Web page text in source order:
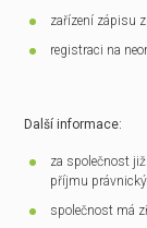
zařízení zápisu
registraci na
Další informace:
za společnost
příjmu
společnost má